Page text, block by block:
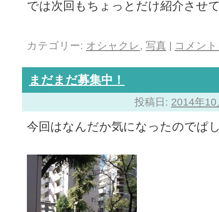
では次回もちょっとだけ紹介させ
カテゴリー: オシャクレ , 写真 | コメン
まだまだ募集中！
投稿日: 2014年10
今回はなんだか気になったのでぱ